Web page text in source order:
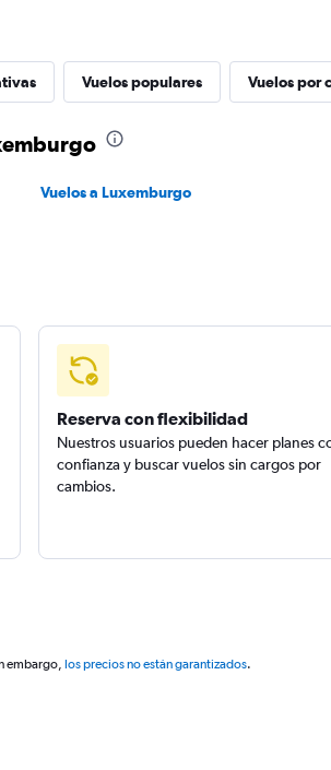
Vuelos populares Vuelos por
Vuelos a Luxemburgo
Reserva con flexibilidad
Nuestros usuarios pueden hacer planes
confianza y buscar vuelos sin cargos por
cambios.
embargo, los precios no están garantizados.